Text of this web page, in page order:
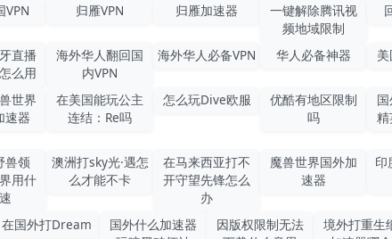
VPN 归雁VPN 归雁加速器
一键解除腾讯视
频地域限制
直播
么用
海外华人翻回国
内VPN
海外华人必备VPN 华人必备神器
世界
速器
在美国能玩公主
连结：Re吗
怎么玩Dive欧服
优酷有地区限制
吗
兽领
用什
澳洲打sky光·遇怎
么才能不卡
在马来西亚打不
开守望先锋怎么
办
魔兽世界国外加
速器
印
在国外打Dream
国外什么加速器
因版权限制无法
境外打重生